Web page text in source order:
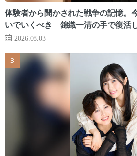
体験者から聞かされた戦争の記憶。
いでいくべき 錦織一清の手で復活
2026.08.03